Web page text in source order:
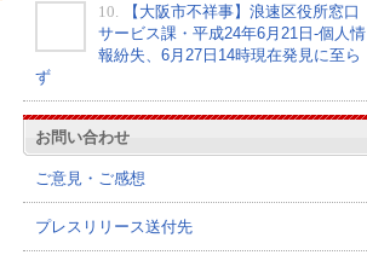
10.
【大阪市不祥事】浪速区役所窓口
サービス課・平成24年6月21日-個人情
報紛失、6月27日14時現在発見に至ら
ず
お問い合わせ
ご意見・ご感想
プレスリリース送付先